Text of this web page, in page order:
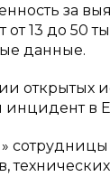
за
13 до 50
данные.
открытых
в
сотрудницы